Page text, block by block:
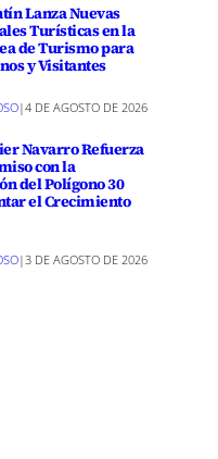
Lanza Nuevas
Turísticas en la
de Turismo para
y Visitantes
|4 DE AGOSTO DE 2026
Navarro Refuerza
con la
del Polígono 30
el Crecimiento
|3 DE AGOSTO DE 2026